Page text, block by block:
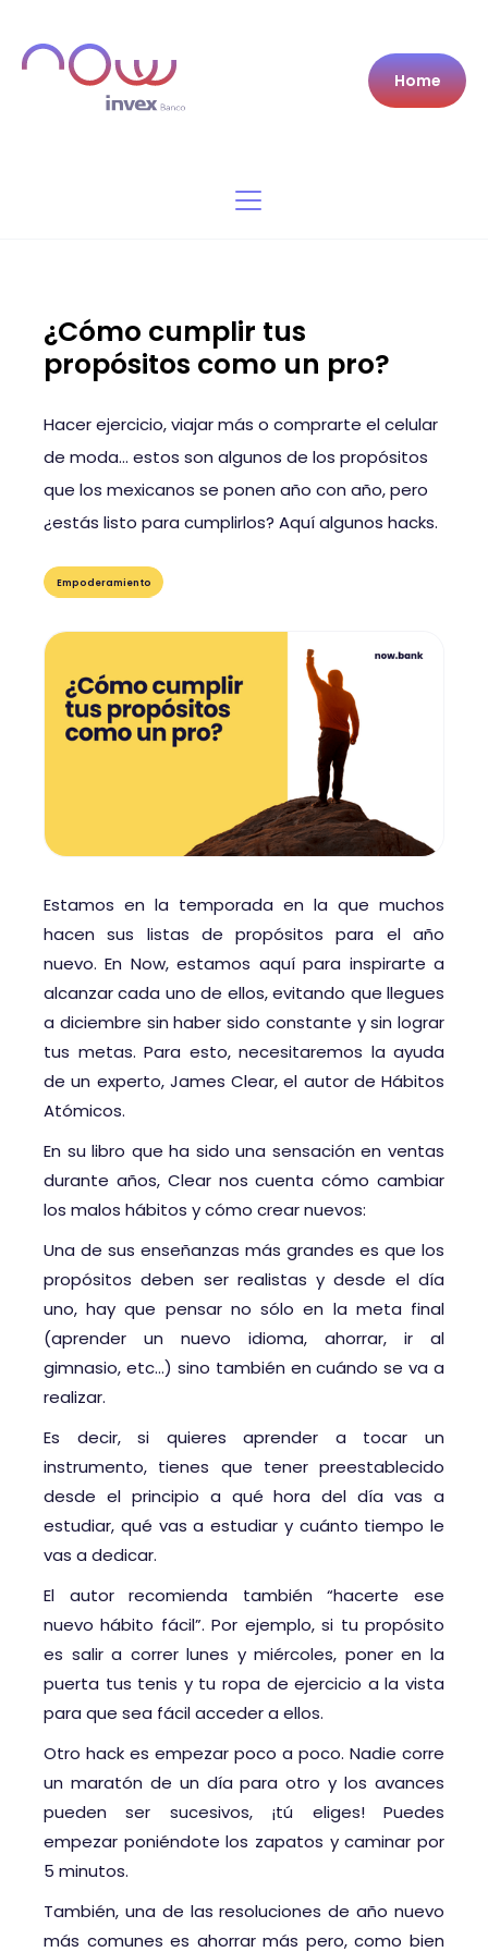
Home
¿Cómo cumplir tus
propósitos como un pro?
Hacer ejercicio, viajar más o comprarte el celular
de moda… estos son algunos de los propósitos
que los mexicanos se ponen año con año, pero
¿estás listo para cumplirlos? Aquí algunos hacks.
Empoderamiento
Estamos en la temporada en la que muchos
hacen sus listas de propósitos para el año
nuevo. En Now, estamos aquí para inspirarte a
alcanzar cada uno de ellos, evitando que llegues
a diciembre sin haber sido constante y sin lograr
tus metas. Para esto, necesitaremos la ayuda
de un experto, James Clear, el autor de Hábitos
Atómicos.
En su libro que ha sido una sensación en ventas
durante años, Clear nos cuenta cómo cambiar
los malos hábitos y cómo crear nuevos:
Una de sus enseñanzas más grandes es que los
propósitos deben ser realistas y desde el día
uno, hay que pensar no sólo en la meta final
(aprender un nuevo idioma, ahorrar, ir al
gimnasio, etc…) sino también en cuándo se va a
realizar.
Es decir, si quieres aprender a tocar un
instrumento, tienes que tener preestablecido
desde el principio a qué hora del día vas a
estudiar, qué vas a estudiar y cuánto tiempo le
vas a dedicar.
El autor recomienda también “hacerte ese
nuevo hábito fácil”. Por ejemplo, si tu propósito
es salir a correr lunes y miércoles, poner en la
puerta tus tenis y tu ropa de ejercicio a la vista
para que sea fácil acceder a ellos.
Otro hack es empezar poco a poco. Nadie corre
un maratón de un día para otro y los avances
pueden ser sucesivos, ¡tú eliges! Puedes
empezar poniéndote los zapatos y caminar por
5 minutos.
También, una de las resoluciones de año nuevo
más comunes es ahorrar más pero, como bien